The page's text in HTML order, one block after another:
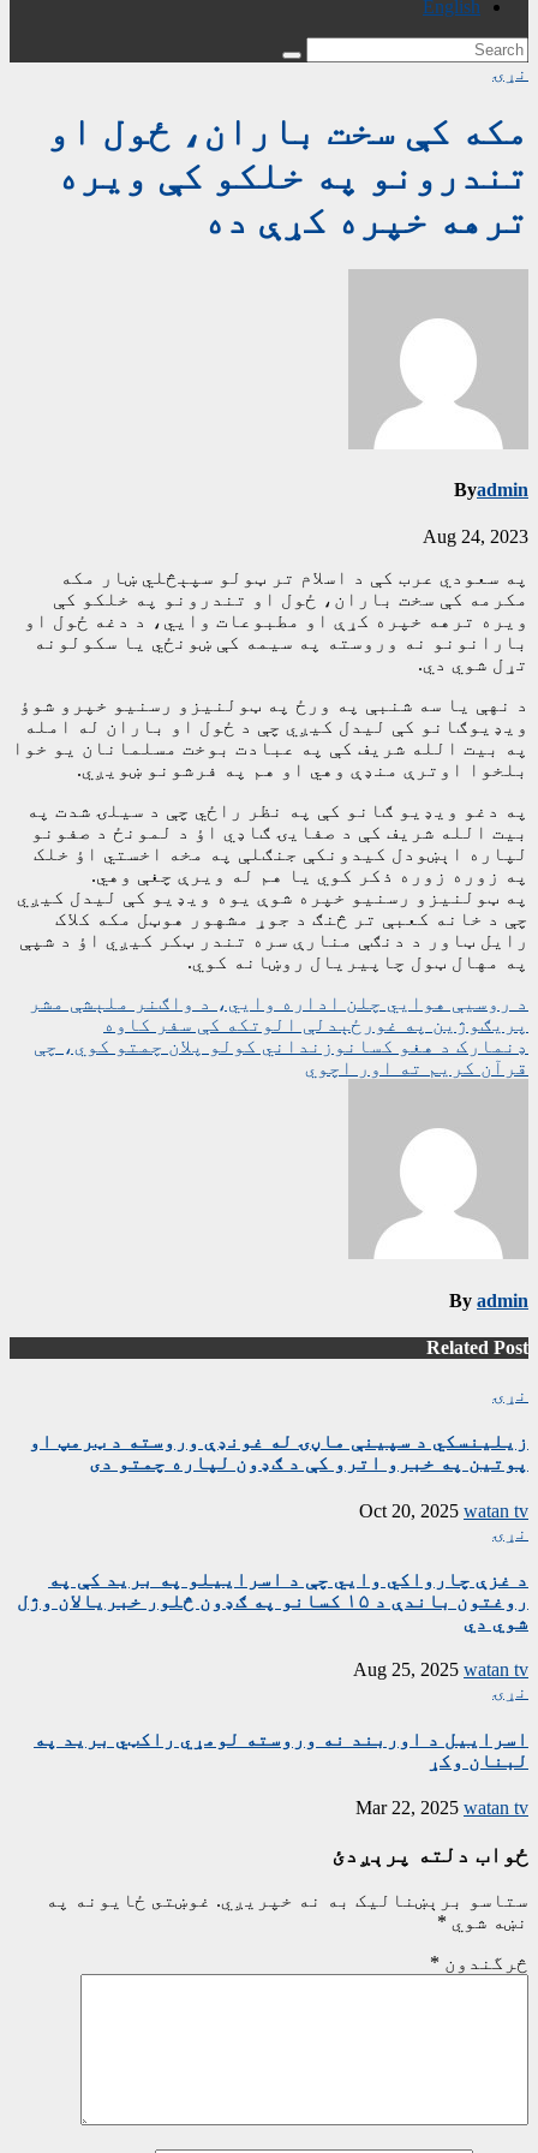
English
نړۍ
مکه کې سخت باران، ځول او
تندرونو په خلکو کې ویره
ترهه خپره کړې ده
Byadmin
Aug 24, 2023
په سعودي عرب کې د اسلام تر ټولو سپېڅلي ښار مکه
مکرمه کې سخت باران، ځول او تندرونو په خلکو کې
ویره ترهه خپره کړې او مطبوعات وایي، د دغه ځول او
بارانونو نه وروسته په سیمه کې ښونځي یا سکولونه
تړل شوي دي.
د نهې یا سه شنبې په ورځ په ټولنیزو رسنیو خپرو شوؤ
ویډیوګانو کې لیدل کیږي چې د ځول او باران له امله
په بیت الله شریف کې په عبادت بوخت مسلمانان یو خوا
بلخوا اوترې منډې وهي او هم په فرشونو ښویږي.
په دغو ویډیو ګانو کې په نظر راځي چې د سیلۍ شدت په
بیت الله شریف کې د صفایۍ ګاډي اؤ د لمونځ د صفونو
لپاره اېښودل کیدونکې جنګلې په مخه اخستي اؤ خلک
په زوره زوره ذکر کوي یا هم له ویرې چغې وهي.
په ټولنیزو رسنیو خپره شوې یوه ویډیو کې لیدل کیږي
چې د خانه کعبې تر څنګ د جوړ مشهور هوټل مکه کلاک
رایل ټاور د دنګې منارې سره تندر ټکر کیږي اؤ د شپې
په مهال ټول چاپیریال روښانه کوي.
ليکنه
چليدنه
د روسیې هوايي چلن اداره وايي، د واګنر ملېشې مشر
پریګوژین په غورځېدلې الوتکه کې سفر کاوه
ډنمارک د هغو کسانوزنداني کولو پلان چمتو کوي، چې
قرآن کریم ته اور اچوي
By admin
Related Post
نړۍ
زیلینسکي د سپینې ماڼۍ له غونډې وروسته د ټرمپ او
پوتین په خبرو اترو کې د ګډون لپاره چمتو دی
Oct 20, 2025 watan tv
نړۍ
د غزې چارواکي وايي چې د اسراییلو په برید کې په
روغتون باندې د ۱۵ کسانو په ګډون څلور خبریالان وژل
شوي دي
Aug 25, 2025 watan tv
نړۍ
اسراییل د اوربند نه وروسته لومړي راکټي برید په
لبنان وکړ
Mar 22, 2025 watan tv
ځواب دلته پرېږدئ
ستاسو برېښناليک به نه خپريږي. غوښتى ځایونه په
نښه شوي *
څرگندون *